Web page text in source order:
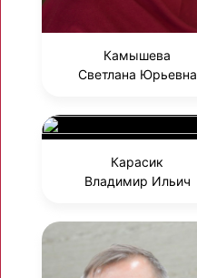
Камышева
Светлана Юрьевна
Карасик
Владимир Ильич